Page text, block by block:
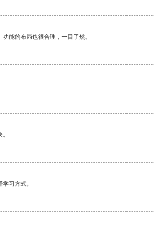
能的布局也很合理，一目了然。
习方式。